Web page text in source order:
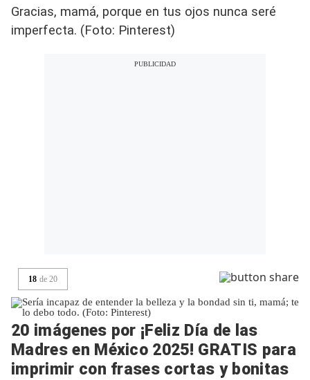
Gracias, mamá, porque en tus ojos nunca seré
imperfecta. (Foto: Pinterest)
18 de 20
20 imágenes por ¡Feliz Día de las
Madres en México 2025! GRATIS para
imprimir con frases cortas y bonitas